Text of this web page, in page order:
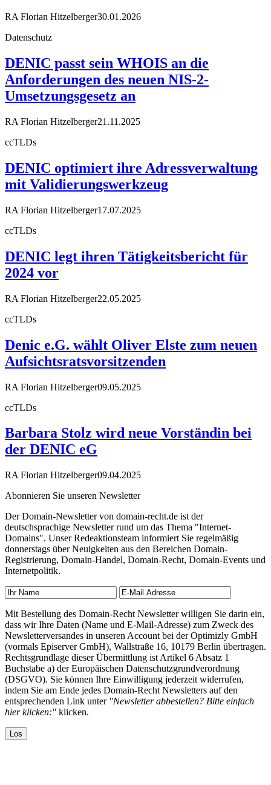
RA Florian Hitzelberger30.01.2026
Datenschutz
DENIC passt sein WHOIS an die
Anforderungen des neuen NIS-2-
Umsetzungsgesetz an
RA Florian Hitzelberger21.11.2025
ccTLDs
DENIC optimiert ihre Adressverwaltung
mit Validierungswerkzeug
RA Florian Hitzelberger17.07.2025
ccTLDs
DENIC legt ihren Tätigkeitsbericht für
2024 vor
RA Florian Hitzelberger22.05.2025
ccTLDs
Denic e.G. wählt Oliver Elste zum neuen
Aufsichtsratsvorsitzenden
RA Florian Hitzelberger09.05.2025
ccTLDs
Barbara Stolz wird neue Vorständin bei
der DENIC eG
RA Florian Hitzelberger09.04.2025
Abonnieren Sie unseren Newsletter
Der Domain-Newsletter von domain-recht.de ist der
deutschsprachige Newsletter rund um das Thema "Internet-
Domains". Unser Redeaktionsteam informiert Sie regelmäßig
donnerstags über Neuigkeiten aus den Bereichen Domain-
Registrierung, Domain-Handel, Domain-Recht, Domain-Events und
Internetpolitik.
Mit Bestellung des Domain-Recht Newsletter willigen Sie darin ein,
dass wir Ihre Daten (Name und E-Mail-Adresse) zum Zweck des
Newsletterversandes in unseren Account bei der Optimizly GmbH
(vormals Episerver GmbH), Wallstraße 16, 10179 Berlin übertragen.
Rechtsgrundlage dieser Übermittlung ist Artikel 6 Absatz 1
Buchstabe a) der Europäischen Datenschutzgrundverordnung
(DSGVO). Sie können Ihre Einwilligung jederzeit widerrufen,
indem Sie am Ende jedes Domain-Recht Newsletters auf den
entsprechenden Link unter "Newsletter abbestellen? Bitte einfach
hier klicken:" klicken.